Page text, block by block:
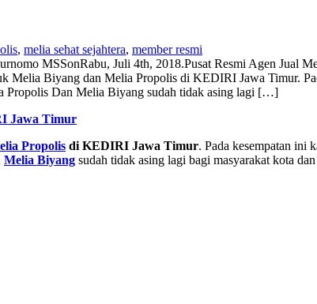
, melia sehat sejahtera, member resmi
MSSonRabu, Juli 4th, 2018.Pusat Resmi Agen Jual
Melia Biyang dan Melia Propolis di KEDIRI Jawa Timur.
Dan Melia Biyang sudah tidak asing lagi […]
Jawa Timur
Propolis di KEDIRI Jawa Timur. Pada kesempatan ini
Melia Biyang sudah tidak asing lagi bagi masyarakat kota dan